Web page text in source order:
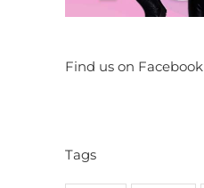
Find us on Facebook
Tags